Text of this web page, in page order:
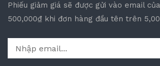
Phiếu giảm giá sẽ được gửi vào email
500,000₫ khi đơn hàng đầu tên trên